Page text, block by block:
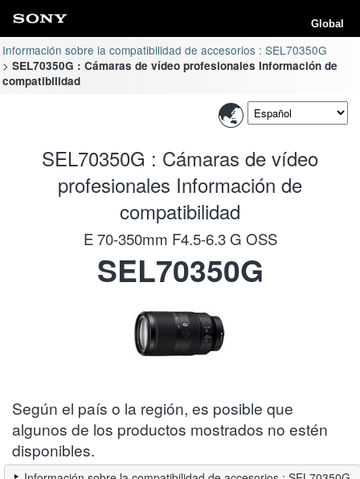
Global
Información sobre la compatibilidad de accesorios : SEL70350G
SEL70350G : Cámaras de vídeo profesionales Información de
compatibilidad
SEL70350G : Cámaras de vídeo
profesionales Información de
compatibilidad
E 70-350mm F4.5-6.3 G OSS
SEL70350G
Según el país o la región, es posible que
algunos de los productos mostrados no estén
disponibles.